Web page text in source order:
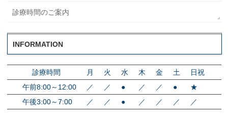
診療時間のご案内
INFORMATION
診療時間 月 火 水 木 金 土
日祝
午前8:00～12:00
／ ／ ● ／ ／ ●
★
午後3:00～7:00
／ ／ ● ／ ／ ／ ／